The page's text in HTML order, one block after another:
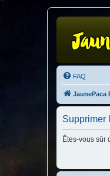
FAQ
JaunePaca
Supprimer
Êtes-vous sûr